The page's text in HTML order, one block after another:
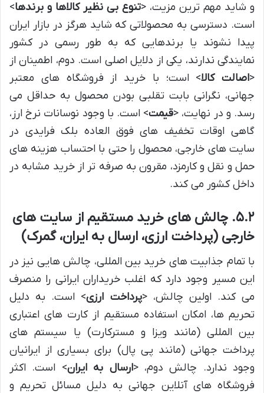
و شاید مهم ترین مزیت، <تنوع بی نظیر کالاها و برندها>
است. دسترسی به محصولاتی که شاید هرگز در بازار ایران
پیدا نشوند یا برندهایی که به طور رسمی در کشور
نمایندگی ندارند، یکی از دلایل اصلی است. دوم، اطمینان از
<اصالت کالا> است؛ با خرید از فروشگاه های معتبر
جهانی، نگرانی بابت تقلبی بودن محصول به حداقل می
رسد. و در نهایت، <قیمت> است. با وجود نوسانات نرخ ارز،
گاهی اوقات تخفیف های فوق العاده بلک فرایدی در
سایت های خارجی، محصول را حتی با احتساب هزینه های
حمل و نقل و کارمزد، مقرون به صرفه تر از خرید مشابه در
داخل کشور می کند.
۵.۲. چالش های خرید مستقیم از سایت های
خارجی (پرداخت ارزی، ارسال به ایران، گمرک)
با تمام جذابیت های خرید بین المللی، چالش هایی نیز در
این مسیر وجود دارد که اغلب خریداران ایرانی را منصرف
می کند. اولین چالش، <پرداخت ارزی> است. به دلیل
تحریم ها، امکان استفاده مستقیم از کارت های اعتباری
بین المللی (مانند ویزا و مسترکارت) یا سیستم های
پرداخت جهانی (مانند پی پال) برای بسیاری از ایرانیان
وجود ندارد. چالش دوم، <ارسال به ایران> است. اکثر
فروشگاه های آنلاین جهانی به دلیل مسائل تحریم و